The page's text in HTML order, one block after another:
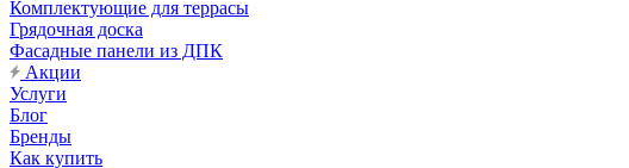
Комплектующие для террасы
Грядочная доска
Фасадные панели из ДПК
Акции
Услуги
Блог
Бренды
Как купить